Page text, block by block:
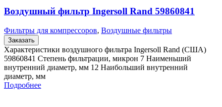
Воздушный фильтр Ingersoll Rand 59860841
Фильтры для компрессоров, Воздушные фильтры
Заказать
Характеристики воздушного фильтра Ingersoll Rand (США)
59860841 Степень фильтрации, микрон 7 Наименьший
внутренний диаметр, мм 12 Наибольший внутренний
диаметр, мм
Подробнее